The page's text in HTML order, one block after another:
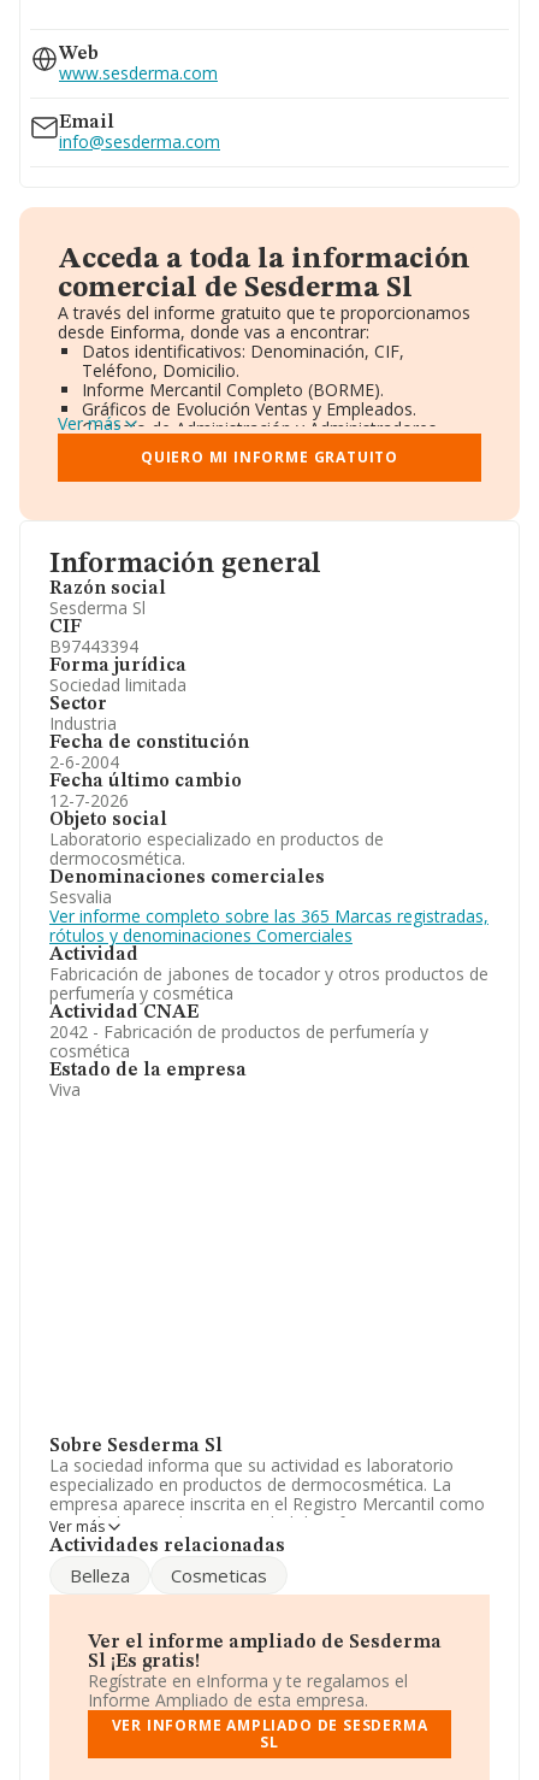
Información general
Razón social
Sesderma Sl
CIF
B97443394
Forma jurídica
Sociedad limitada
Sector
Industria
Fecha de constitución
2-6-2004
Fecha último cambio
12-7-2026
Objeto social
Laboratorio especializado en productos de
dermocosmética.
Denominaciones comerciales
Sesvalia
Ver informe completo sobre las 365 Marcas registradas,
rótulos y denominaciones Comerciales
Actividad
Fabricación de jabones de tocador y otros productos de
perfumería y cosmética
Actividad CNAE
2042 - Fabricación de productos de perfumería y
cosmética
Estado de la empresa
Viva
Sobre Sesderma Sl
La sociedad informa que su actividad es laboratorio
especializado en productos de dermocosmética. La
empresa aparece inscrita en el Registro Mercantil como
Sociedad Limitada. La actividad de referencia CNAE
corresponde a 'Fabricación de perfumes y cosméticos',
internacional tanto de importación como exportación.
número de empleados), la compañía entra en la
categoría de macroempresas. Conforme a la
información disponible, se puede afirmar que la
compañía ha experimentado un crecimiento significativo
respecto al año anterior (2023). Ha experimentado un
incremento en ebitda del 83%. Los resultados han
subido un 103%, no obstante, no se ha registrado
Ver más
Actividades relacionadas
Belleza Cosmeticas
Ver el informe ampliado de Sesderma
Sl ¡Es gratis!
Regístrate en eInforma y te regalamos el
Informe Ampliado de esta empresa.
VER INFORME AMPLIADO DE SESDERMA
SL
961411235
961412627
961414000
Web
www.sesderma.com
Email
info@sesderma.com
Acceda a toda la información
comercial de Sesderma Sl
A través del informe gratuito que te proporcionamos
desde Einforma, donde vas a encontrar:
Datos identificativos: Denominación, CIF,
Teléfono, Domicilio.
Informe Mercantil Completo (BORME).
Gráficos de Evolución Ventas y Empleados.
Consejo de Administración y Administradores.
Directivos y Ejecutivos.
Accionistas.
Participaciones y Vinculaciones en otras empresas.
Información oficial y registral complementaria.
Ver más
QUIERO MI INFORME GRATUITO